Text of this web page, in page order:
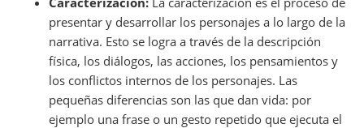
presentar y desarrollar los personajes a lo largo de la
narrativa. Esto se logra a través de la descripción
física, los diálogos, las acciones, los pensamientos y
los conflictos internos de los personajes. Las
pequeñas diferencias son las que dan vida: por
ejemplo una frase o un gesto repetido que ejecuta el